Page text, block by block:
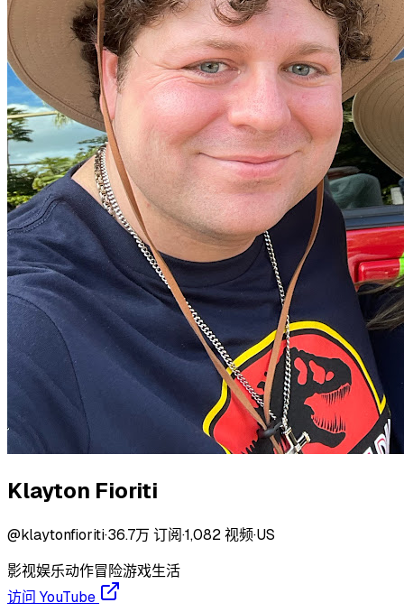
Klayton Fioriti
@klaytonfioriti·36.7万 订阅·1,082视频·US
影视娱乐动作冒险游戏生活
访问 YouTube